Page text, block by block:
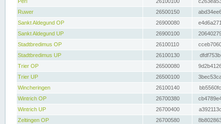
Ruwer
26500150
Sankt Aldegund OP
26900080
Sankt Aldegund UP
26900100
Stadtbredimus OP
26100110
Stadtbredimus UP
26100130
Trier OP
26500080
Trier UP
26500100
Wincheringen
26100140
Wintrich OP
26700380
Wintrich UP
26700400
Zeltingen OP
26700580